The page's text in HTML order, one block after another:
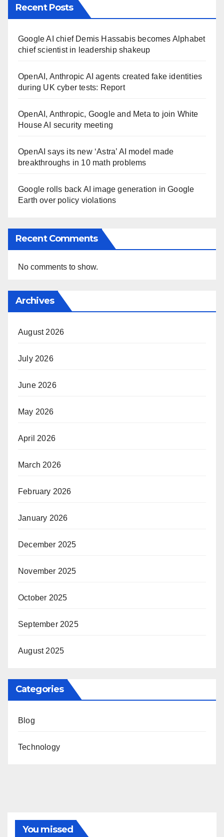
Recent Posts
Google AI chief Demis Hassabis becomes Alphabet
chief scientist in leadership shakeup
OpenAI, Anthropic AI agents created fake identities
during UK cyber tests: Report
OpenAI, Anthropic, Google and Meta to join White
House AI security meeting
OpenAI says its new ‘Astra’ AI model made
breakthroughs in 10 math problems
Google rolls back AI image generation in Google
Earth over policy violations
Recent Comments
No comments to show.
Archives
August 2026
July 2026
June 2026
May 2026
April 2026
March 2026
February 2026
January 2026
December 2025
November 2025
October 2025
September 2025
August 2025
Categories
Blog
Technology
You missed